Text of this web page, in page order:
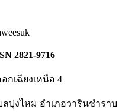
2821-9716
กเฉียงเหนือ 4
บุ่งไหม อำเภอวารินชำราบ